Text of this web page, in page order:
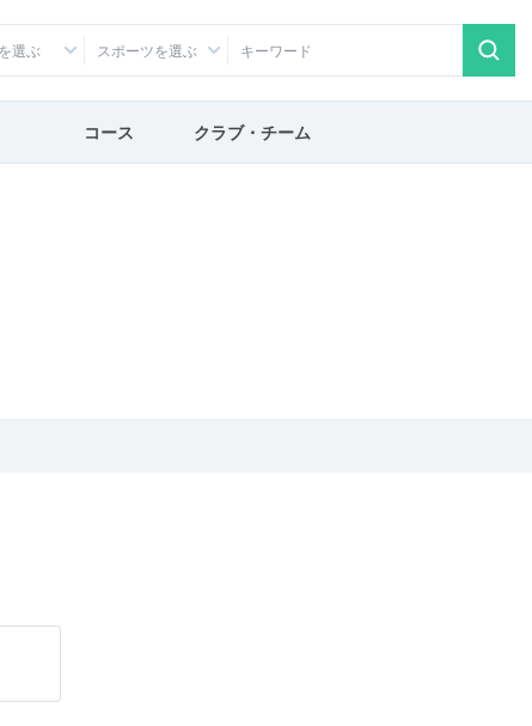
選ぶ スポーツを選ぶ
コース クラブ・チーム